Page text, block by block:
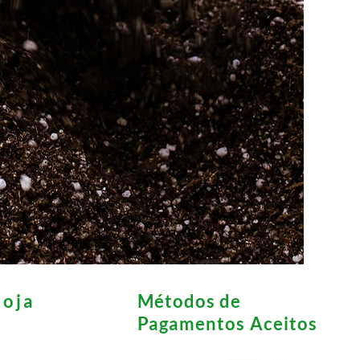
Métodos de
Pagamentos Aceitos